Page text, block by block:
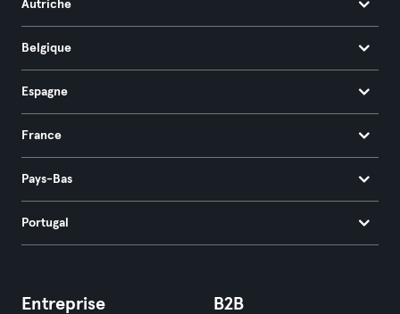
Autriche
Belgique
Espagne
France
Pays-Bas
Portugal
Entreprise B2B